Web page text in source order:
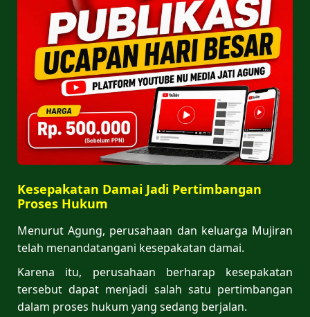
Kesepakatan Damai Jadi Pertimbangan
Proses Hukum
Menurut Agung, perusahaan dan keluarga Mujiran
telah menandatangani kesepakatan damai.
Karena itu, perusahaan berharap kesepakatan
tersebut dapat menjadi salah satu pertimbangan
dalam proses hukum yang sedang berjalan.